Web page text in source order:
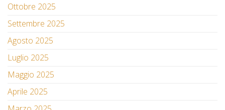
Ottobre 2025
Settembre 2025
Agosto 2025
Luglio 2025
Maggio 2025
Aprile 2025